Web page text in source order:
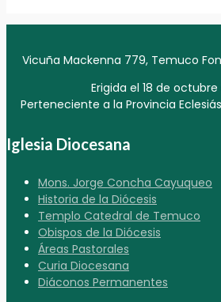
Vicuña Mackenna 779, Temuco
Erigida el 18 de octubre
Perteneciente a la Provincia
Iglesia Diocesana
Mons. Jorge Concha Cayuqueo
Historia de la Diócesis
Templo Catedral de Temuco
Obispos de la Diócesis
Áreas Pastorales
Curia Diocesana
Diáconos Permanentes